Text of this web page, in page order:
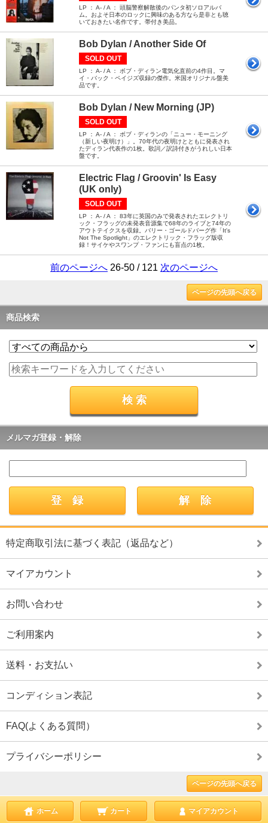
LP ： A- / A ： 頭脳警察解散後のパンタ初ソロアルバ
ム。およそ日本のロックに興味のある方なら是非とも聴
いておきたい名作です。帯付き美品。
Bob Dylan / Another Side Of
SOLD OUT
LP ： A- / A ： ボブ・ディラン電気化直前の4作目。マ
イ・バック・ペイジズ収録の傑作。米国オリジナル盤美
品です。
Bob Dylan / New Morning (JP)
SOLD OUT
LP ： A- / A ： ボブ・ディランの「ニュー・モーニング
（新しい夜明け）」。70年代の夜明けとともに発表され
たディラン代表作の1枚。歌詞／訳詩付きがうれしい日本
盤です。
Electric Flag / Groovin' Is Easy
(UK only)
SOLD OUT
LP ： A- / A ： 83年に英国のみで発表されたエレクトリ
ック・フラッグの未発表音源集で68年のライブと74年の
アウトテイクスを収録。バリー・ゴールドバーグ作「It's
Not The Spotlight」のエレクトリック・フラッグ版収
録！サイケやスワンプ・ファンにも盲点の1枚。
前のページへ 26-50 / 121 次のページへ
ページの先頭へ戻る
商品検索
メルマガ登録・解除
特定商取引法に基づく表記（返品など）
マイアカウント
お問い合わせ
ご利用案内
送料・お支払い
コンディション表記
FAQ(よくある質問）
プライバシーポリシー
ページの先頭へ戻る
ホーム カート マイアカウント